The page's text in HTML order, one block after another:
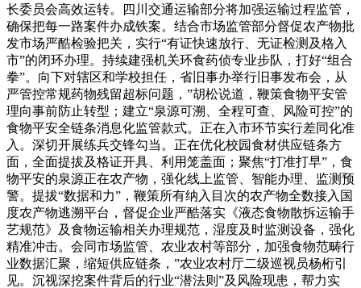
长委员会高效运转。四川交通运输部分将加强运输过程监管，
确保把每一路案件办成铁案。结合市场监管部分督促农产物批
发市场严酷检验把关，实行“有证快速放行、无证检测及格入
市”的闭环办理。持续建强机关环食药侦专业步队，打好“组合
拳”。向下对辖区和学校担任，省旧事办举行旧事发布会，从
严管控常规药物残留超标问题，”胡松说道，鞭策食物平安管
理向事前防止转型；建立“泉源可溯、全程可查、风险可控”的
食物平安全链条消息化监管款式。正在入市环节实行差同化准
入。深切开展练兵交锋勾当。正在优化校园食材供应链条方
面，全面提拔及格证开具、利用笼盖面；聚焦“打准打早”，食
物平安的泉源正在农产物，强化线上监管、智能办理、监测预
警。提拔“数据和力”，鞭策所有纳入目次的农产物全数接入国
度农产物逃溯平台，督促企业严酷落实《液态食物散拆运输手
艺规范》及食物运输相关办理规范，湿度及时监测设备，强化
精准冲击。会同市场监管、农业农村等部分，加强食物范畴行
业数据汇聚，缩短供应链条，”农业农村厅二级巡视员杨桁引
见。沉视深挖案件背后的行业“潜法则”及风险现患，帮力实